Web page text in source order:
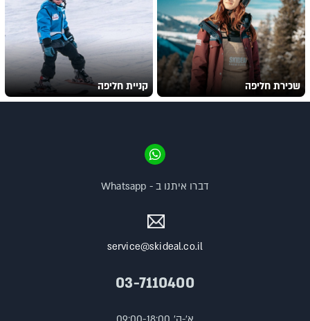
שכירת חליפה קניית חליפה
service@skideal.co.il
03-7110400
דברו איתנו ב - Whatsapp